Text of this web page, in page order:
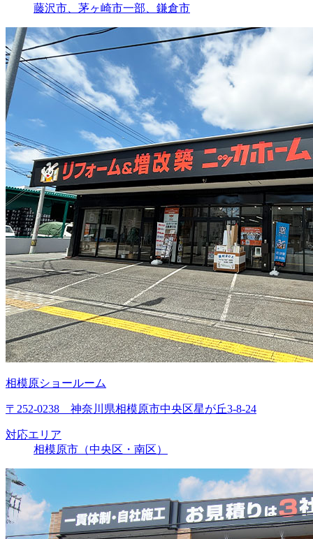
藤沢市、茅ヶ崎市一部、鎌倉市
相模原ショールーム
〒252-0238 神奈川県相模原市中央区星が丘3-8-24
対応エリア
相模原市（中央区・南区）